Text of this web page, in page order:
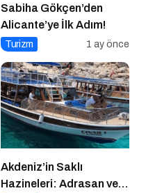
Sabiha Gökçen’den
Alicante’ye İlk Adım!
Turizm 1 ay önce
Akdeniz’in Saklı
Hazineleri: Adrasan ve